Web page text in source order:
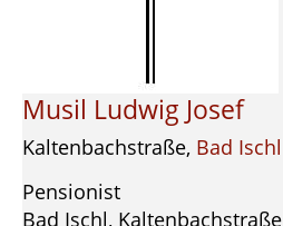
Musil Ludwig Josef
Kaltenbachstraße, Bad Ischl
Pensionist
Bad Ischl, Kaltenbachstraße